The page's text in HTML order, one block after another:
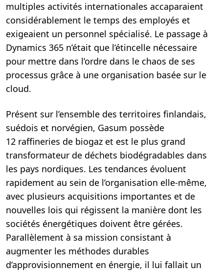
multiples activités internationales accaparaient
considérablement le temps des employés et
exigeaient un personnel spécialisé. Le passage à
Dynamics 365 n’était que l’étincelle nécessaire
pour mettre dans l’ordre dans le chaos de ses
processus grâce à une organisation basée sur le
cloud.
Présent sur l’ensemble des territoires finlandais,
suédois et norvégien, Gasum possède
12 raffineries de biogaz et est le plus grand
transformateur de déchets biodégradables dans
les pays nordiques. Les tendances évoluent
rapidement au sein de l’organisation elle-même,
avec plusieurs acquisitions importantes et de
nouvelles lois qui régissent la manière dont les
sociétés énergétiques doivent être gérées.
Parallèlement à sa mission consistant à
augmenter les méthodes durables
d’approvisionnement en énergie, il lui fallait un